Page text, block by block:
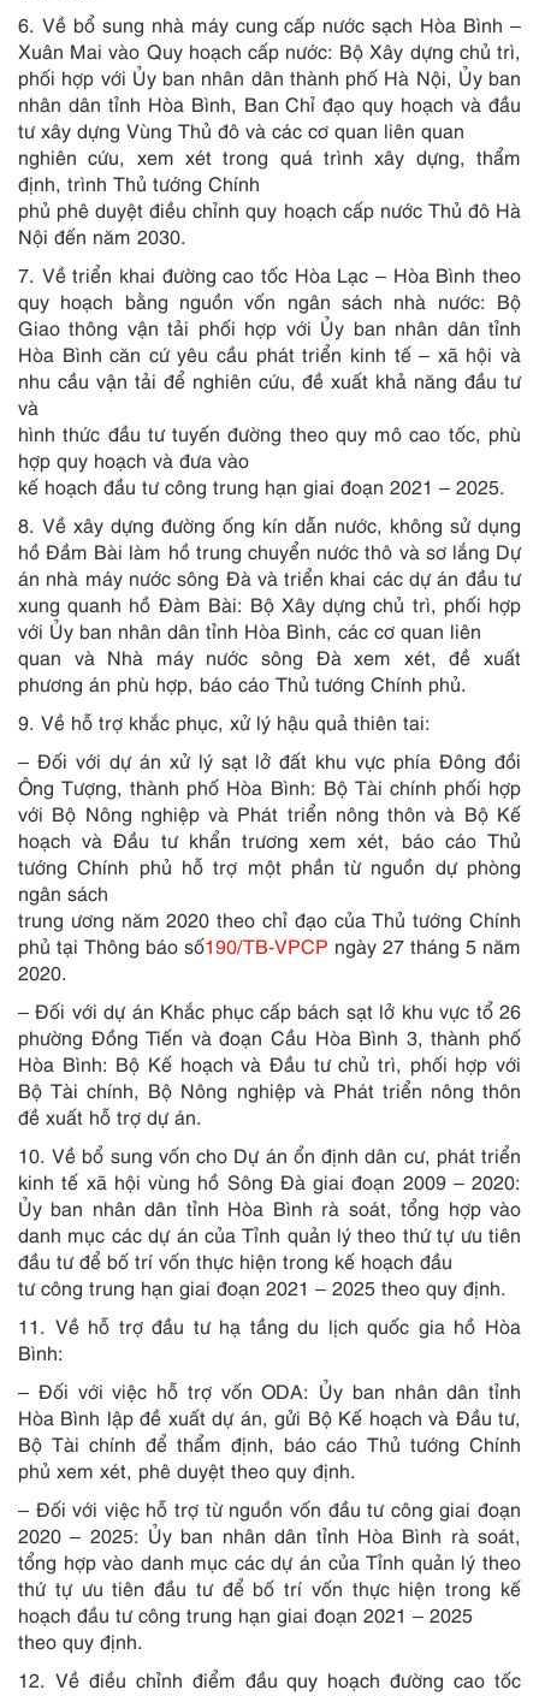
6. Về bổ sung nhà máy cung cấp nước sạch Hòa Bình –
Xuân Mai vào Quy hoạch cấp nước: Bộ Xây dựng chủ trì,
phối hợp với Ủy ban nhân dân thành phố Hà Nội, Ủy ban
nhân dân tỉnh Hòa Bình, Ban Chỉ đạo quy hoạch và đầu
tư xây dựng Vùng Thủ đô và các cơ quan liên quan
nghiên cứu, xem xét trong quá trình xây dựng, thẩm
định, trình Thủ tướng Chính
phủ phê duyệt điều chỉnh quy hoạch cấp nước Thủ đô Hà
Nội đến năm 2030.
7. Về triển khai đường cao tốc Hòa Lạc – Hòa Bình theo
quy hoạch bằng nguồn vốn ngân sách nhà nước: Bộ
Giao thông vận tải phối hợp với Ủy ban nhân dân tỉnh
Hòa Bình căn cứ yêu cầu phát triển kinh tế – xã hội và
nhu cầu vận tải để nghiên cứu, đề xuất khả năng đầu tư
và
hình thức đầu tư tuyến đường theo quy mô cao tốc, phù
hợp quy hoạch và đưa vào
kế hoạch đầu tư công trung hạn giai đoạn 2021 – 2025.
8. Về xây dựng đường ống kín dẫn nước, không sử dụng
hồ Đầm Bài làm hồ trung chuyển nước thô và sơ lắng Dự
án nhà máy nước sông Đà và triển khai các dự án đầu tư
xung quanh hồ Đàm Bài: Bộ Xây dựng chủ trì, phối hợp
với Ủy ban nhân dân tỉnh Hòa Bình, các cơ quan liên
quan và Nhà máy nước sông Đà xem xét, đề xuất
phương án phù hợp, báo cáo Thủ tướng Chính phủ.
9. Về hỗ trợ khắc phục, xử lý hậu quả thiên tai:
– Đối với dự án xử lý sạt lở đất khu vực phía Đông đồi
Ông Tượng, thành phố Hòa Bình: Bộ Tài chính phối hợp
với Bộ Nông nghiệp và Phát triển nông thôn và Bộ Kế
hoạch và Đầu tư khẩn trương xem xét, báo cáo Thủ
tướng Chính phủ hỗ trợ một phần từ nguồn dự phòng
ngân sách
trung ương năm 2020 theo chỉ đạo của Thủ tướng Chính
phủ tại Thông báo số190/TB-VPCP ngày 27 tháng 5 năm
2020.
– Đối với dự án Khắc phục cấp bách sạt lở khu vực tổ 26
phường Đồng Tiến và đoạn Cầu Hòa Bình 3, thành phố
Hòa Bình: Bộ Kế hoạch và Đầu tư chủ trì, phối hợp với
Bộ Tài chính, Bộ Nông nghiệp và Phát triển nông thôn
đề xuất hỗ trợ dự án.
10. Về bổ sung vốn cho Dự án ổn định dân cư, phát triển
kinh tế xã hội vùng hồ Sông Đà giai đoạn 2009 – 2020:
Ủy ban nhân dân tỉnh Hòa Bình rà soát, tổng hợp vào
danh mục các dự án của Tỉnh quản lý theo thứ tự ưu tiên
đầu tư để bố trí vốn thực hiện trong kế hoạch đầu
tư công trung hạn giai đoạn 2021 – 2025 theo quy định.
11. Về hỗ trợ đầu tư hạ tầng du lịch quốc gia hồ Hòa
Bình:
– Đối với việc hỗ trợ vốn ODA: Ủy ban nhân dân tỉnh
Hòa Bình lập đề xuất dự án, gửi Bộ Kế hoạch và Đầu tư,
Bộ Tài chính để thẩm định, báo cáo Thủ tướng Chính
phủ xem xét, phê duyệt theo quy định.
– Đối với việc hỗ trợ từ nguồn vốn đầu tư công giai đoạn
2020 – 2025: Ủy ban nhân dân tỉnh Hòa Bình rà soát,
tổng hợp vào danh mục các dự án của Tỉnh quản lý theo
thứ tự ưu tiên đầu tư để bố trí vốn thực hiện trong kế
hoạch đầu tư công trung hạn giai đoạn 2021 – 2025
theo quy định.
12. Về điều chỉnh điểm đầu quy hoạch đường cao tốc